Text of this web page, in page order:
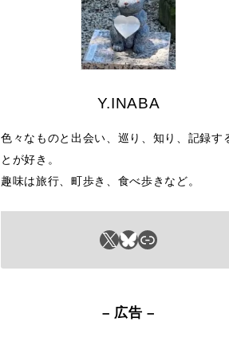
Y.INABA
色々なものと出会い、巡り、知り、記録す
とが好き。
趣味は旅行、町歩き、食べ歩きなど。
X Bluesky リンク
– 広告 –